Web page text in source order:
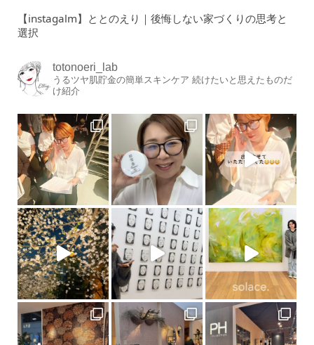
【instagalm】ととのえり｜後悔しない家づくりの思考と
選択
totonoeri_lab
うるツヤ肌貯金の簡単スキンケア 続けたいと思えたものだ
け紹介